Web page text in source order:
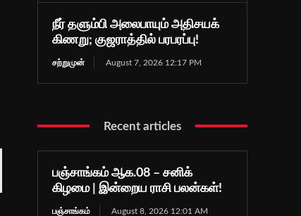
நீர் தளும்பி அலைபாயும் அதிசயக்
கிணறு; குஜராத்தில் பரபரப்பு!
சற்றுமுன் August 7, 2026 12:17 PM
Recent articles
பஞ்சாங்கம் ஆக.08 – சனிக்
கிழமை | இன்றைய ராசி பலன்கள்!
பஞ்சாங்கம் August 8, 2026 12:01 AM